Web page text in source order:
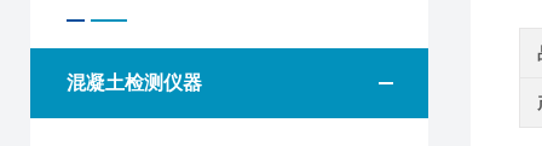
混凝土检测仪器